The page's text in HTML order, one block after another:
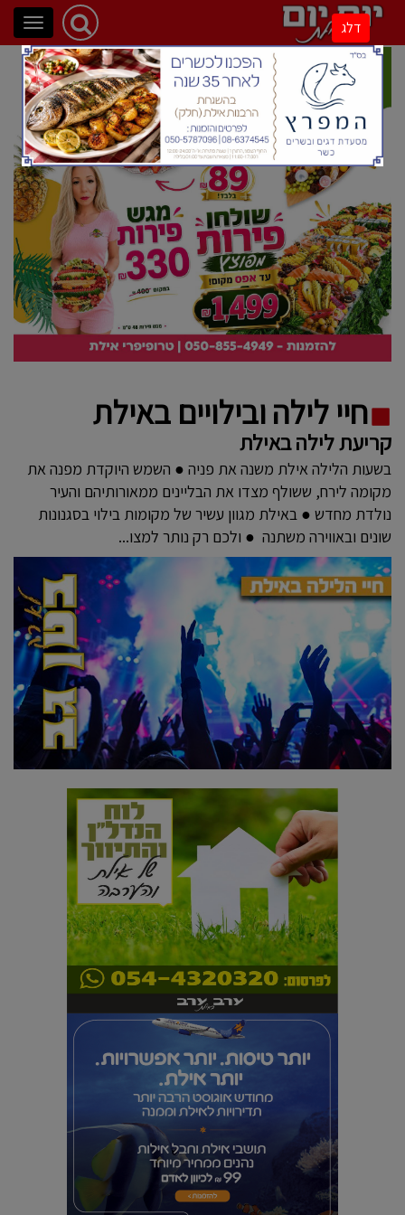
דלג
פתיחת
ניווט
חיי לילה ובילויים באילת
קריעת לילה באילת
בשעות הלילה אילת משנה את פניה ● השמש היוקדת מפנה את
מקומה לירח, ששולף מצדו את הבליינים ממאורותיהם והעיר
נולדת מחדש ● באילת מגוון עשיר של מקומות בילוי בסגנונות
שונים ובאווירה משתנה ● ולכם רק נותר למצו...